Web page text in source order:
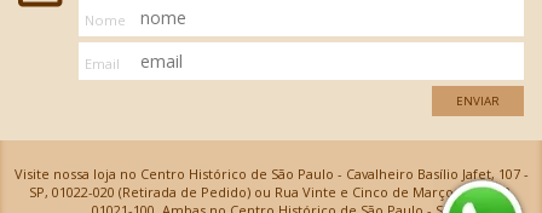
Nome
Email
ENVIAR
Visite nossa loja no Centro Histórico de São Paulo - Cavalheiro Basílio Jafet, 107 -
SP, 01022-020 (Retirada de Pedido) ou Rua Vinte e Cinco de Março, 576 - SP,